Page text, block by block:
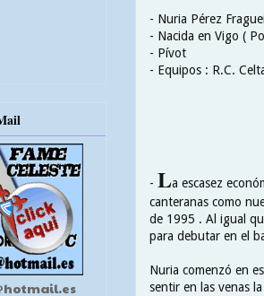
- Nuria Pérez
- Nacida en Vigo (
- Pívot
- Equipos : R.C.
- La escasez
canteranas como
de 1995 . Al igual
para debutar en el
Nuria comenzó en
sentir en las venas